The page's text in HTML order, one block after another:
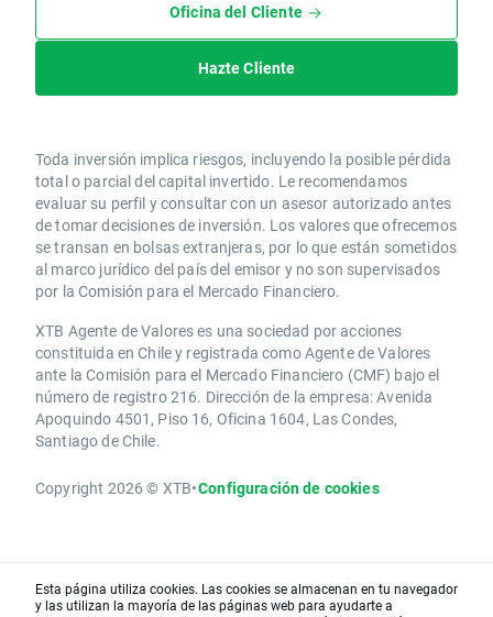
Oficina del Cliente
Hazte Cliente
Toda inversión implica riesgos, incluyendo la posible pérdida
total o parcial del capital invertido. Le recomendamos
evaluar su perfil y consultar con un asesor autorizado antes
de tomar decisiones de inversión. Los valores que ofrecemos
se transan en bolsas extranjeras, por lo que están sometidos
al marco jurídico del país del emisor y no son supervisados
por la Comisión para el Mercado Financiero.
XTB Agente de Valores es una sociedad por acciones
constituida en Chile y registrada como Agente de Valores
ante la Comisión para el Mercado Financiero (CMF) bajo el
número de registro 216. Dirección de la empresa: Avenida
Apoquindo 4501, Piso 16, Oficina 1604, Las Condes,
Santiago de Chile.
Copyright 2026 © XTB•Configuración de cookies
Esta página utiliza cookies. Las cookies se almacenan en tu navegador
y las utilizan la mayoría de las páginas web para ayudarte a